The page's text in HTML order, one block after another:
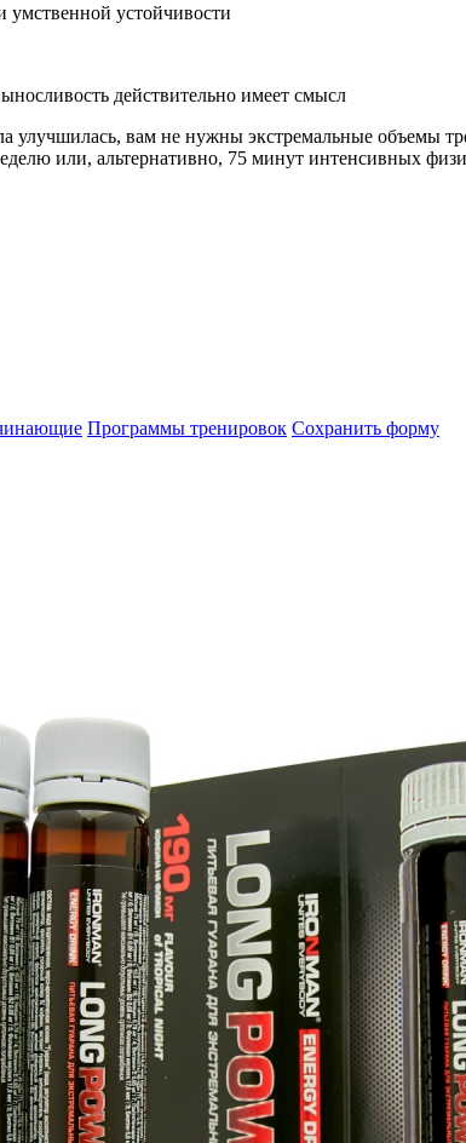
умственной устойчивости
действительно имеет смысл
улучшилась, вам не нужны экстремальные объемы
или, альтернативно, 75 минут интенсивных
Программы тренировок Сохранить форму